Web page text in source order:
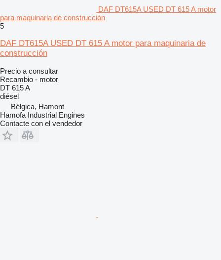
DAF DT615A USED DT 615 A motor
para maquinaria de construcción
5
DAF DT615A USED DT 615 A motor para maquinaria de
construcción
Precio a consultar
Recambio - motor
DT 615 A
diésel
Bélgica, Hamont
Hamofa Industrial Engines
Contacte con el vendedor